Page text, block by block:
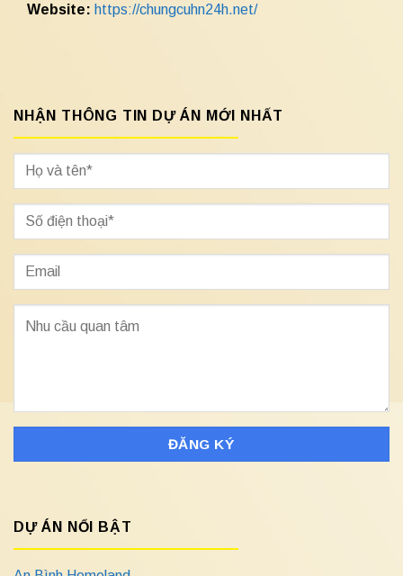
Website: https://chungcuhn24h.net/
NHẬN THÔNG TIN DỰ ÁN MỚI NHẤT
DỰ ÁN NỔI BẬT